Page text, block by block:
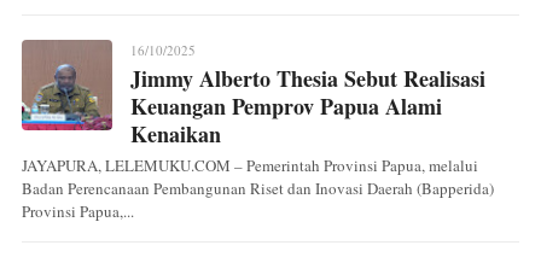
16/10/2025
Jimmy Alberto Thesia Sebut Realisasi
Keuangan Pemprov Papua Alami
Kenaikan
JAYAPURA, LELEMUKU.COM – Pemerintah Provinsi Papua, melalui
Badan Perencanaan Pembangunan Riset dan Inovasi Daerah (Bapperida)
Provinsi Papua,...